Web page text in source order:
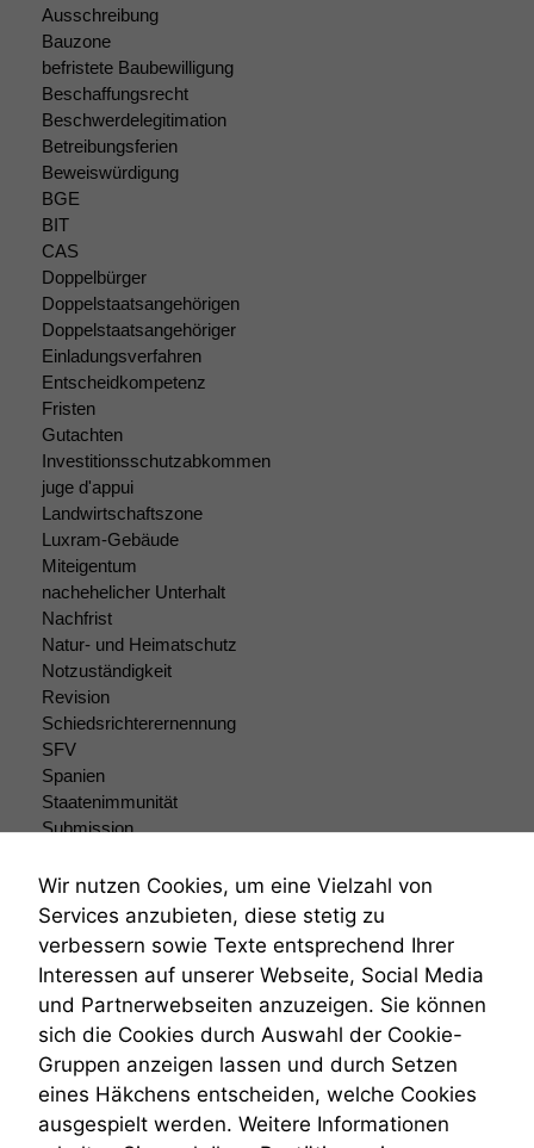
Ausschreibung
Bauzone
befristete Baubewilligung
Beschaffungsrecht
Beschwerdelegitimation
Betreibungsferien
Beweiswürdigung
BGE
BIT
CAS
Doppelbürger
Doppelstaatsangehörigen
Doppelstaatsangehöriger
Einladungsverfahren
Entscheidkompetenz
Fristen
Gutachten
Investitionsschutzabkommen
juge d'appui
Landwirtschaftszone
Luxram-Gebäude
Miteigentum
nachehelicher Unterhalt
Nachfrist
Natur- und Heimatschutz
Notzuständigkeit
Revision
Schiedsrichterernennung
SFV
Spanien
Staatenimmunität
Submission
Teilungsklage
Venezuela
VRK
Wiederherstellungsanordnung
Zivilprozessordnung
ZPO
Zustellfiktion
Zuständigkeit
Öffentliches Personalrecht
Öffentlichkeitsprinzip
Wir nutzen Cookies, um eine Vielzahl von
Services anzubieten, diese stetig zu
verbessern sowie Texte entsprechend Ihrer
Interessen auf unserer Webseite, Social Media
und Partnerwebseiten anzuzeigen. Sie können
sich die Cookies durch Auswahl der Cookie-
Gruppen anzeigen lassen und durch Setzen
eines Häkchens entscheiden, welche Cookies
ausgespielt werden. Weitere Informationen